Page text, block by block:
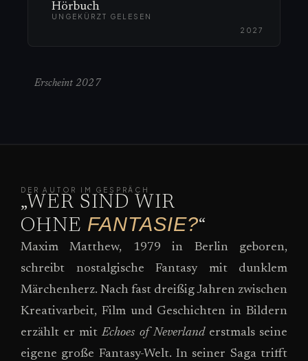
Hörbuch
UNGEKÜRZT GELESEN
2027
Erscheint 2027
DER AUTOR IM GESPRÄCH
„WER SIND WIR
OHNE FANTASIE?“
Maxim Matthew, 1979 in Berlin geboren,
schreibt nostalgische Fantasy mit dunklem
Märchenherz. Nach fast dreißig Jahren zwischen
Kreativarbeit, Film und Geschichten in Bildern
erzählt er mitEchoes of Neverlanderstmals seine
eigene große Fantasy-Welt. In seiner Saga trifft